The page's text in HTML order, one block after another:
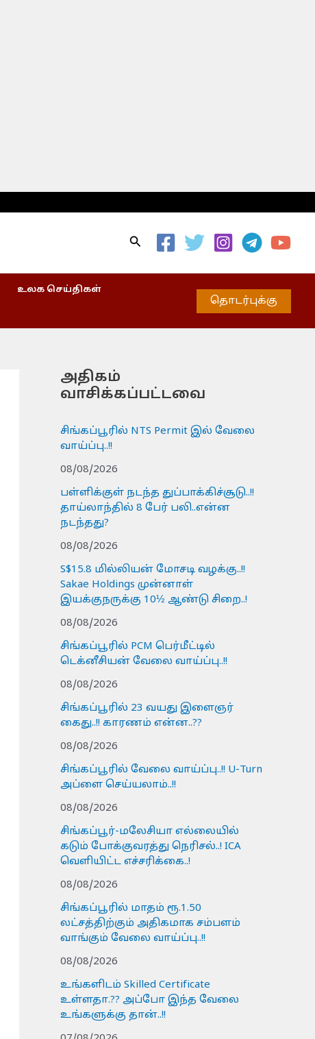
Search
உலக செய்திகள்
தொடர்புக்கு
அதிகம்
வாசிக்கப்பட்டவை
சிங்கப்பூரில் NTS Permit இல் வேலை
வாய்ப்பு..!!
08/08/2026
பள்ளிக்குள் நடந்த துப்பாக்கிச்சூடு..!!
தாய்லாந்தில் 8 பேர் பலி..என்ன
நடந்தது?
08/08/2026
S$15.8 மில்லியன் மோசடி வழக்கு..!!
Sakae Holdings முன்னாள்
இயக்குநருக்கு 10½ ஆண்டு சிறை..!
08/08/2026
சிங்கப்பூரில் PCM பெர்மீட்டில்
டெக்னீசியன் வேலை வாய்ப்பு..!!
08/08/2026
சிங்கப்பூரில் 23 வயது இளைஞர்
கைது..!! காரணம் என்ன..??
08/08/2026
சிங்கப்பூரில் வேலை வாய்ப்பு..!! U-Turn
அப்ளை செய்யலாம்..!!
08/08/2026
சிங்கப்பூர்-மலேசியா எல்லையில்
கடும் போக்குவரத்து நெரிசல்..! ICA
வெளியிட்ட எச்சரிக்கை..!
08/08/2026
சிங்கப்பூரில் மாதம் ரூ.1.50
லட்சத்திற்கும் அதிகமாக சம்பளம்
வாங்கும் வேலை வாய்ப்பு..!!
08/08/2026
உங்களிடம் Skilled Certificate
உள்ளதா.?? அப்போ இந்த வேலை
உங்களுக்கு தான்..!!